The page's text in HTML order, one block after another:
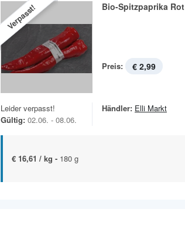
Verpasst! Bio-Spitzpaprika Rot
Preis: € 2,99
Leider verpasst!
Gültig: 02.06. - 08.06.
Händler: Elli Markt
€ 16,61 / kg - 180 g